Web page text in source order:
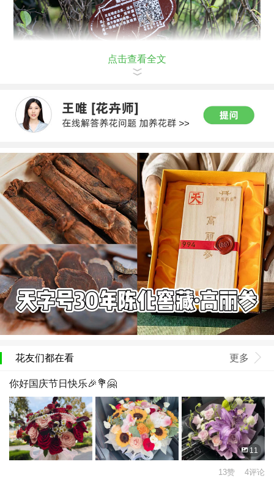
点击查看全文
花友们都在看 更多
你好国庆节日快乐🎉💐🤗
11
13赞 4评论